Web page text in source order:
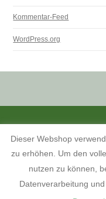
Kommentar-Feed
WordPress.org
KONTAKT,
Dieser Webshop
zu erhöhen. Um den
nutzen zu können,
Datenverarbeitung